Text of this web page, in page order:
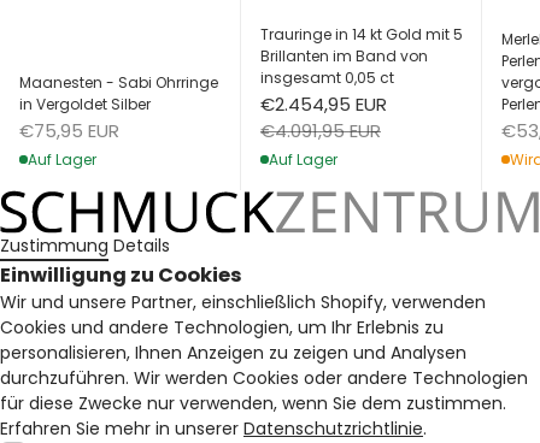
Maanesten - Sabi Ohrringe
in Vergoldet Silber
Angebot
€75,95 EUR
Auf Lager
Trauringe in 14 kt Gold mit 5
Brillanten im Band von
insgesamt 0,05 ct
Angebot
€2.454,95 EUR
Regulärer Preis
€4.091,95 EUR
Auf Lager
Zustimmung Details
Einwilligung zu Cookies
Wir und unsere Partner, einschließlich Shopify, verwenden
Cookies und andere Technologien, um Ihr Erlebnis zu
personalisieren, Ihnen Anzeigen zu zeigen und Analysen
durchzuführen. Wir werden Cookies oder andere Technologien
für diese Zwecke nur verwenden, wenn Sie dem zustimmen.
Erfahren Sie mehr in unserer Datenschutzrichtlinie.